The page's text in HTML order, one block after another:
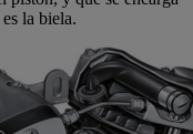
la biela.